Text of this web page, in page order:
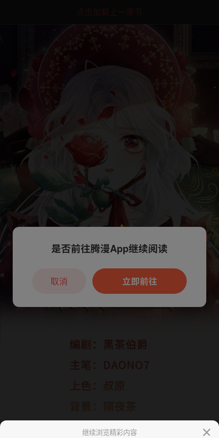
点击加载上一章节
继续浏览精彩内容
本章节仅支持App阅读，可打开App新用
户7天免费看
是否前往腾漫App继续阅读
立即前往
取消